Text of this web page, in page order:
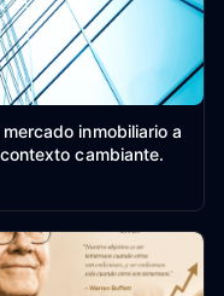
inmobiliario a
cambiante.